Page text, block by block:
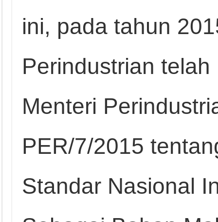
ini, pada tahun
Perindustrian
Menteri
PER/7/2015
Standar Nasional